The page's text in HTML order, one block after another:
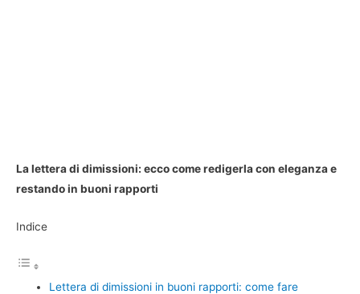
La lettera di dimissioni: ecco come redigerla con eleganza e
restando in buoni rapporti
Indice
Lettera di dimissioni in buoni rapporti: come fare